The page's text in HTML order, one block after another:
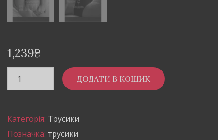
1,239₴
ДОДАТИ В КОШИК
Категорія: Трусики
Позначка: трусики